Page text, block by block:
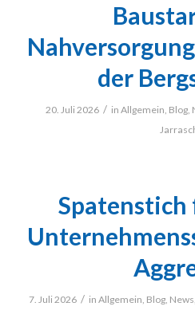
der
20. Juli 2026 / inAllgemein, Blog,
Spatenstich
7. Juli 2026 / in Allgemein, Blog, News,